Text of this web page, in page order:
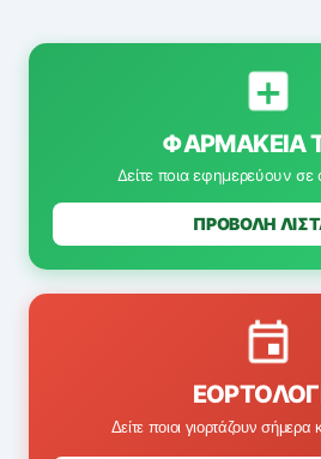
ΦΑΡΜΑΚΕΊΑ
Δείτε ποια εφημερεύουν σε
ΠΡΟΒΟΛΗ
Δείτε ποιοι γιορτάζουν σήμερα